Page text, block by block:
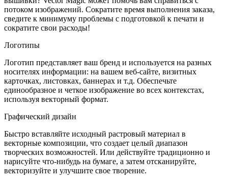
потоком изображений. Сократите время выполнения заказа,
сведите к минимуму проблемы с подготовкой к печати и
сократите свои расходы!
Логотипы
Логотип представляет ваш бренд и используется на разных
носителях информации: на вашем веб-сайте, визитных
карточках, листовках, баннерах и т.д. Обеспечьте
единообразное и четкое изображение во всех контекстах,
используя векторный формат.
Графический дизайн
Быстро вставляйте исходный растровый материал в
векторные композиции, что создает целый диапазон
творческих возможностей. Или действуйте традиционно и
нарисуйте что-нибудь на бумаге, а затем отсканируйте,
векторизуйте и улучшите свое творение.